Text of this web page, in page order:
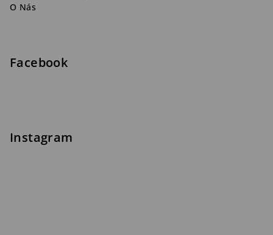
O Nás
Facebook
Instagram